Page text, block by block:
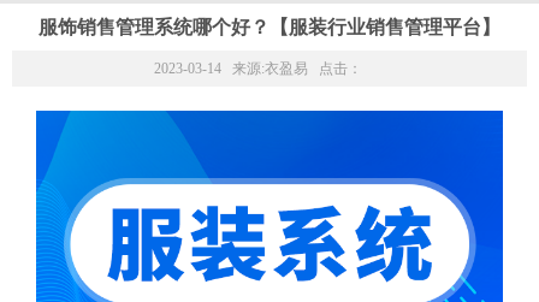
服饰销售管理系统哪个好？【服装行业销售管理平台】
2023-03-14 来源:衣盈易 点击：